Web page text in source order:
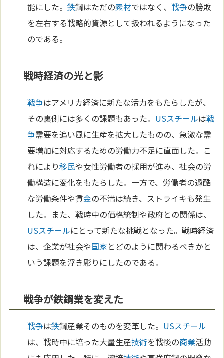
能にした。鉄鋼はただの素材ではなく、戦争の勝敗
を左右する戦略的資源として扱われるようになった
のである。
戦時経済の光と影
戦争はアメリカ経済に新たな活力をもたらしたが、
その裏側には多くの課題もあった。 USスチールは戦
争需要を追い風に生産を拡大したものの、急激な需
要増加に対応するための労働力不足に直面した。こ
れにより移民や女性労働者の採用が進み、社会の労
働構造に変化をもたらした。一方で、労働者の過酷
な労働条件や賃金の不満は続き、ストライキも発生
した。また、戦時中の価格統制や政府との関係は、
USスチールにとって新たな挑戦となった。戦時経済
は、企業が社会や国家とどのように関わるべきかと
いう課題を浮き彫りにしたのである。
戦争が鉄鋼業を変えた
戦争は鉄鋼産業そのものを変革した。 USスチール
は、戦時中に培った大量生産技術を戦後の商業活動